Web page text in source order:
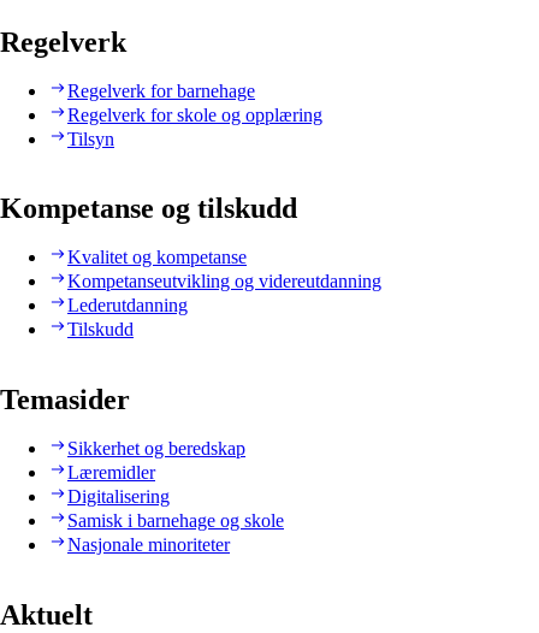
Regelverk
Regelverk for barnehage
Regelverk for skole og opplæring
Tilsyn
Kompetanse og tilskudd
Kvalitet og kompetanse
Kompetanseutvikling og videreutdanning
Lederutdanning
Tilskudd
Temasider
Sikkerhet og beredskap
Læremidler
Digitalisering
Samisk i barnehage og skole
Nasjonale minoriteter
Aktuelt